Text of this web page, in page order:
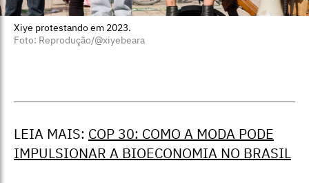
Xiye protestando em 2023.
Foto: Reprodução/@xiyebeara
LEIA MAIS: COP 30: COMO A MODA PODE
IMPULSIONAR A BIOECONOMIA NO BRASIL